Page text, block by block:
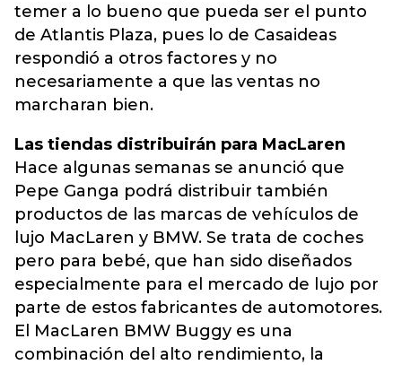
temer a lo bueno que pueda ser el punto
de Atlantis Plaza, pues lo de Casaideas
respondió a otros factores y no
necesariamente a que las ventas no
marcharan bien.
Las tiendas distribuirán para MacLaren
Hace algunas semanas se anunció que
Pepe Ganga podrá distribuir también
productos de las marcas de vehículos de
lujo MacLaren y BMW. Se trata de coches
pero para bebé, que han sido diseñados
especialmente para el mercado de lujo por
parte de estos fabricantes de automotores.
El MacLaren BMW Buggy es una
combinación del alto rendimiento, la